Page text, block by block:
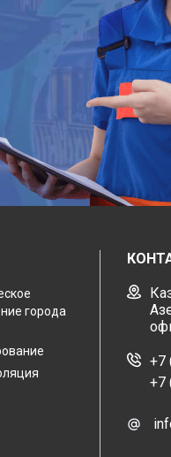
города
+7
+7